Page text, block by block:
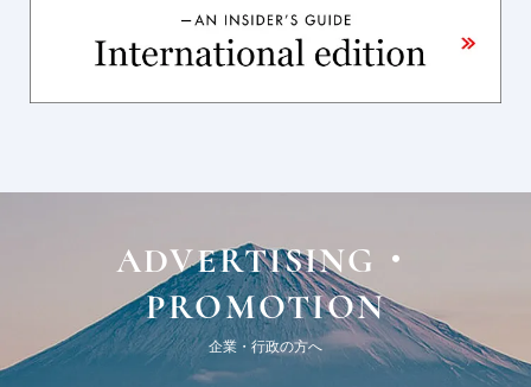
ADVERTISING・
PROMOTION
企業・行政の方へ